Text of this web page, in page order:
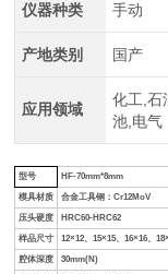
仪器种类 手动
产地类别 国产
应用领域
化工,石
池,电气
型号 HF-70mm*8mm
模具材质 合金工具钢：Cr12MoV
压头硬度 HRC60-HRC62
样品尺寸 12×12、15×15、16×16、
腔体深度 30mm(N)